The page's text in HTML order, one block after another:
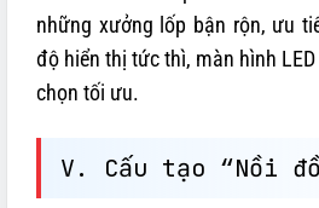
những xưởng lốp bận rộn, ưu
độ hiển thị tức thì, màn hình
chọn tối ưu.
V. Cấu tạo “Nồi